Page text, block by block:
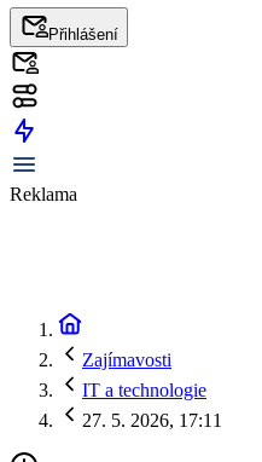
Přihlášení
Reklama
Zajímavosti
IT a technologie
27. 5. 2026, 17:11